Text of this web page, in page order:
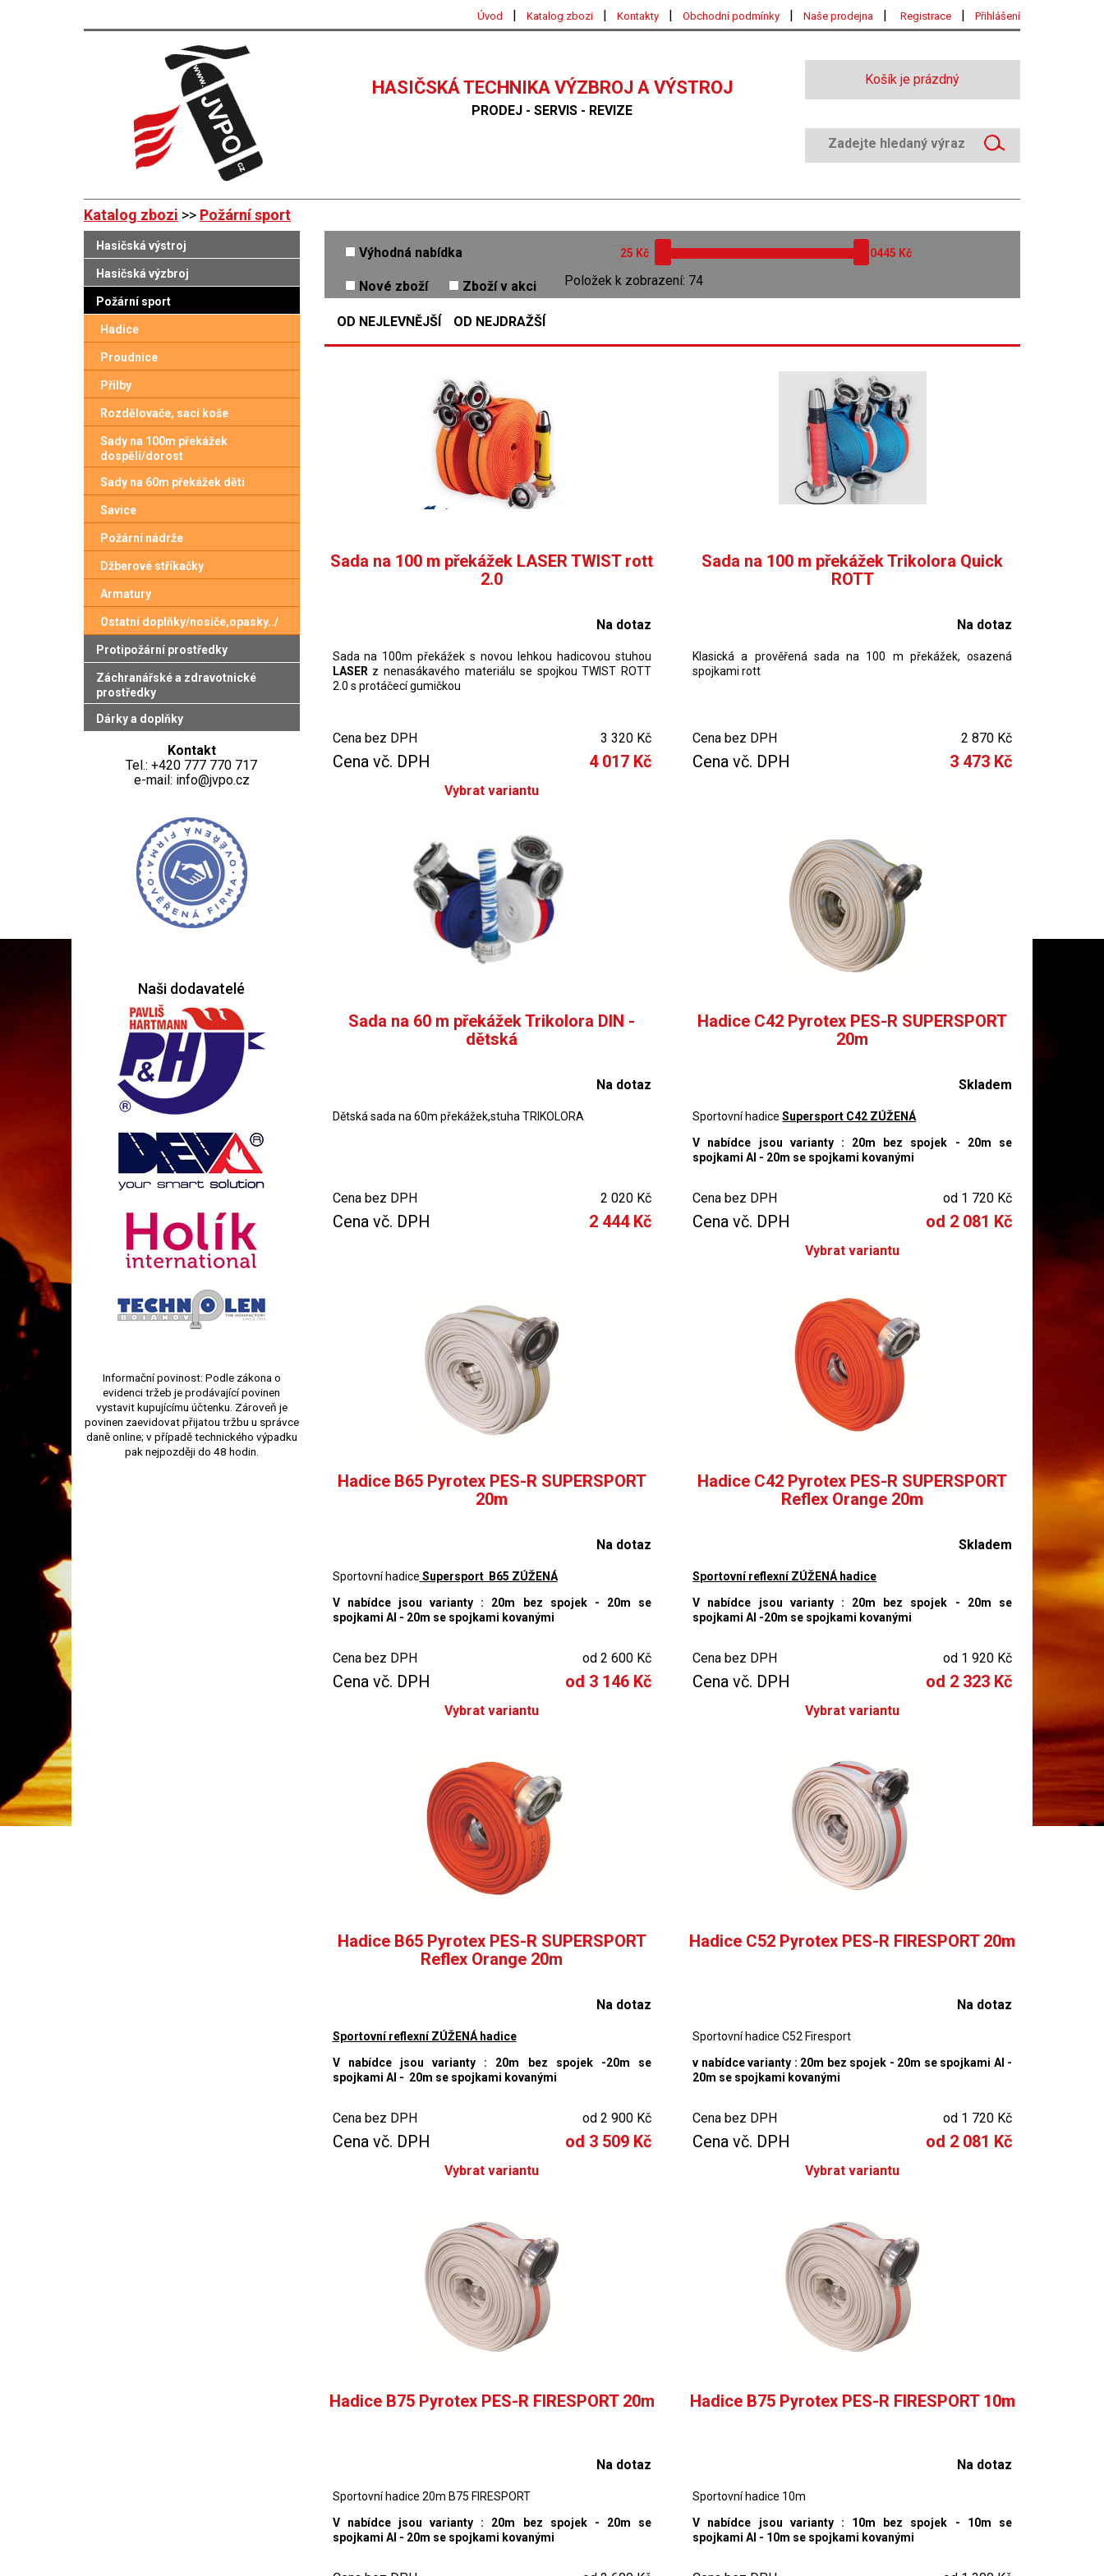
Úvod | Katalog zbozi | Kontakty | Obchodní podmínky | Naše prodejna | Registrace | Přihlášení
HASIČSKÁ TECHNIKA VÝZBROJ A VÝSTROJ
PRODEJ - SERVIS - REVIZE
Košík je prázdný
Katalog zbozi >> Požární sport
Hasičská výstroj
Hasičská výzbroj
Požární sport
Hadice
Proudnice
Přilby
Rozdělovače, sací koše
Sady na 100m překážek
dospělí/dorost
Sady na 60m překážek děti
Savice
Požární nádrže
Džberové stříkačky
Armatury
Ostatní doplňky/nosiče,opasky../
Protipožární prostředky
Záchranářské a zdravotnické
prostředky
Dárky a doplňky
Kontakt
Tel.: +420 777 770 717
e-mail: info@jvpo.cz
Naši dodavatelé
Informační povinost: Podle zákona o
evidenci tržeb je prodávající povinen
vystavit kupujícímu účtenku. Zároveň je
povinen zaevidovat přijatou tržbu u správce
daně online; v případě technického výpadku
pak nejpozději do 48 hodin.
Výhodná nabídka
Nové zboží Zboží v akci
Kč Kč
Položek k zobrazení: 74
OD NEJLEVNĚJŠÍ OD NEJDRAŽŠÍ
Sada na 100 m překážek LASER TWIST rott
2.0
Na dotaz
Sada na 100m překážek s novou lehkou hadicovou stuhou
LASER z nenasákavého materiálu se spojkou TWIST ROTT
2.0 s protáčecí gumičkou
Cena bez DPH 3 320 Kč
Cena vč. DPH 4 017 Kč
Vybrat variantu
Sada na 100 m překážek Trikolora Quick
ROTT
Na dotaz
Klasická a prověřená sada na 100 m překážek, osazená
spojkami rott
Cena bez DPH 2 870 Kč
Cena vč. DPH 3 473 Kč
Sada na 60 m překážek Trikolora DIN -
dětská
Na dotaz
Dětská sada na 60m překážek,stuha TRIKOLORA
Cena bez DPH 2 020 Kč
Cena vč. DPH 2 444 Kč
Hadice C42 Pyrotex PES-R SUPERSPORT
20m
Skladem
Sportovní hadiceSupersport C42 ZÚŽENÁ
V nabídce jsou varianty : 20m bez spojek - 20m se
spojkami Al - 20m se spojkami kovanými
Cena bez DPH od 1 720 Kč
Cena vč. DPH od 2 081 Kč
Vybrat variantu
Hadice B65 Pyrotex PES-R SUPERSPORT
20m
Na dotaz
Sportovní hadice Supersport B65 ZÚŽENÁ
V nabídce jsou varianty : 20m bez spojek - 20m se
spojkami Al - 20m se spojkami kovanými
Cena bez DPH od 2 600 Kč
Cena vč. DPH od 3 146 Kč
Vybrat variantu
Hadice C42 Pyrotex PES-R SUPERSPORT
Reflex Orange 20m
Skladem
Sportovní reflexní ZÚŽENÁ hadice
V nabídce jsou varianty : 20m bez spojek - 20m se
spojkami Al -20m se spojkami kovanými
Cena bez DPH od 1 920 Kč
Cena vč. DPH od 2 323 Kč
Vybrat variantu
Hadice B65 Pyrotex PES-R SUPERSPORT
Reflex Orange 20m
Na dotaz
Sportovní reflexní ZÚŽENÁ hadice
V nabídce jsou varianty : 20m bez spojek -20m se
spojkami Al - 20m se spojkami kovanými
Cena bez DPH od 2 900 Kč
Cena vč. DPH od 3 509 Kč
Vybrat variantu
Hadice C52 Pyrotex PES-R FIRESPORT 20m
Na dotaz
Sportovní hadice C52 Firesport
v nabídce varianty : 20m bez spojek - 20m se spojkami Al -
20m se spojkami kovanými
Cena bez DPH od 1 720 Kč
Cena vč. DPH od 2 081 Kč
Vybrat variantu
Hadice B75 Pyrotex PES-R FIRESPORT 20m
Na dotaz
Sportovní hadice 20m B75 FIRESPORT
V nabídce jsou varianty : 20m bez spojek - 20m se
spojkami Al - 20m se spojkami kovanými
Hadice B75 Pyrotex PES-R FIRESPORT 10m
Na dotaz
Sportovní hadice 10m
V nabídce jsou varianty : 10m bez spojek - 10m se
spojkami Al - 10m se spojkami kovanými